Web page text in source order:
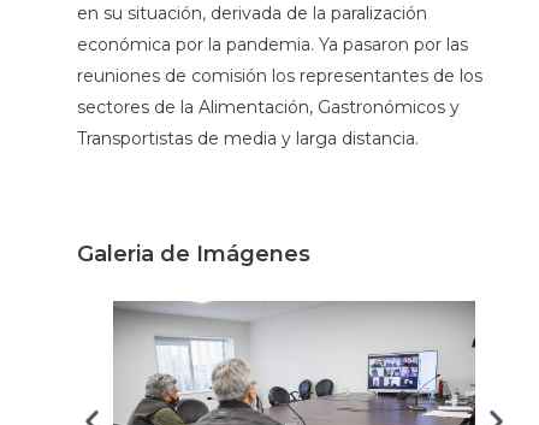
en su situación, derivada de la paralización
económica por la pandemia. Ya pasaron por las
reuniones de comisión los representantes de los
sectores de la Alimentación, Gastronómicos y
Transportistas de media y larga distancia.
Galeria de Imágenes